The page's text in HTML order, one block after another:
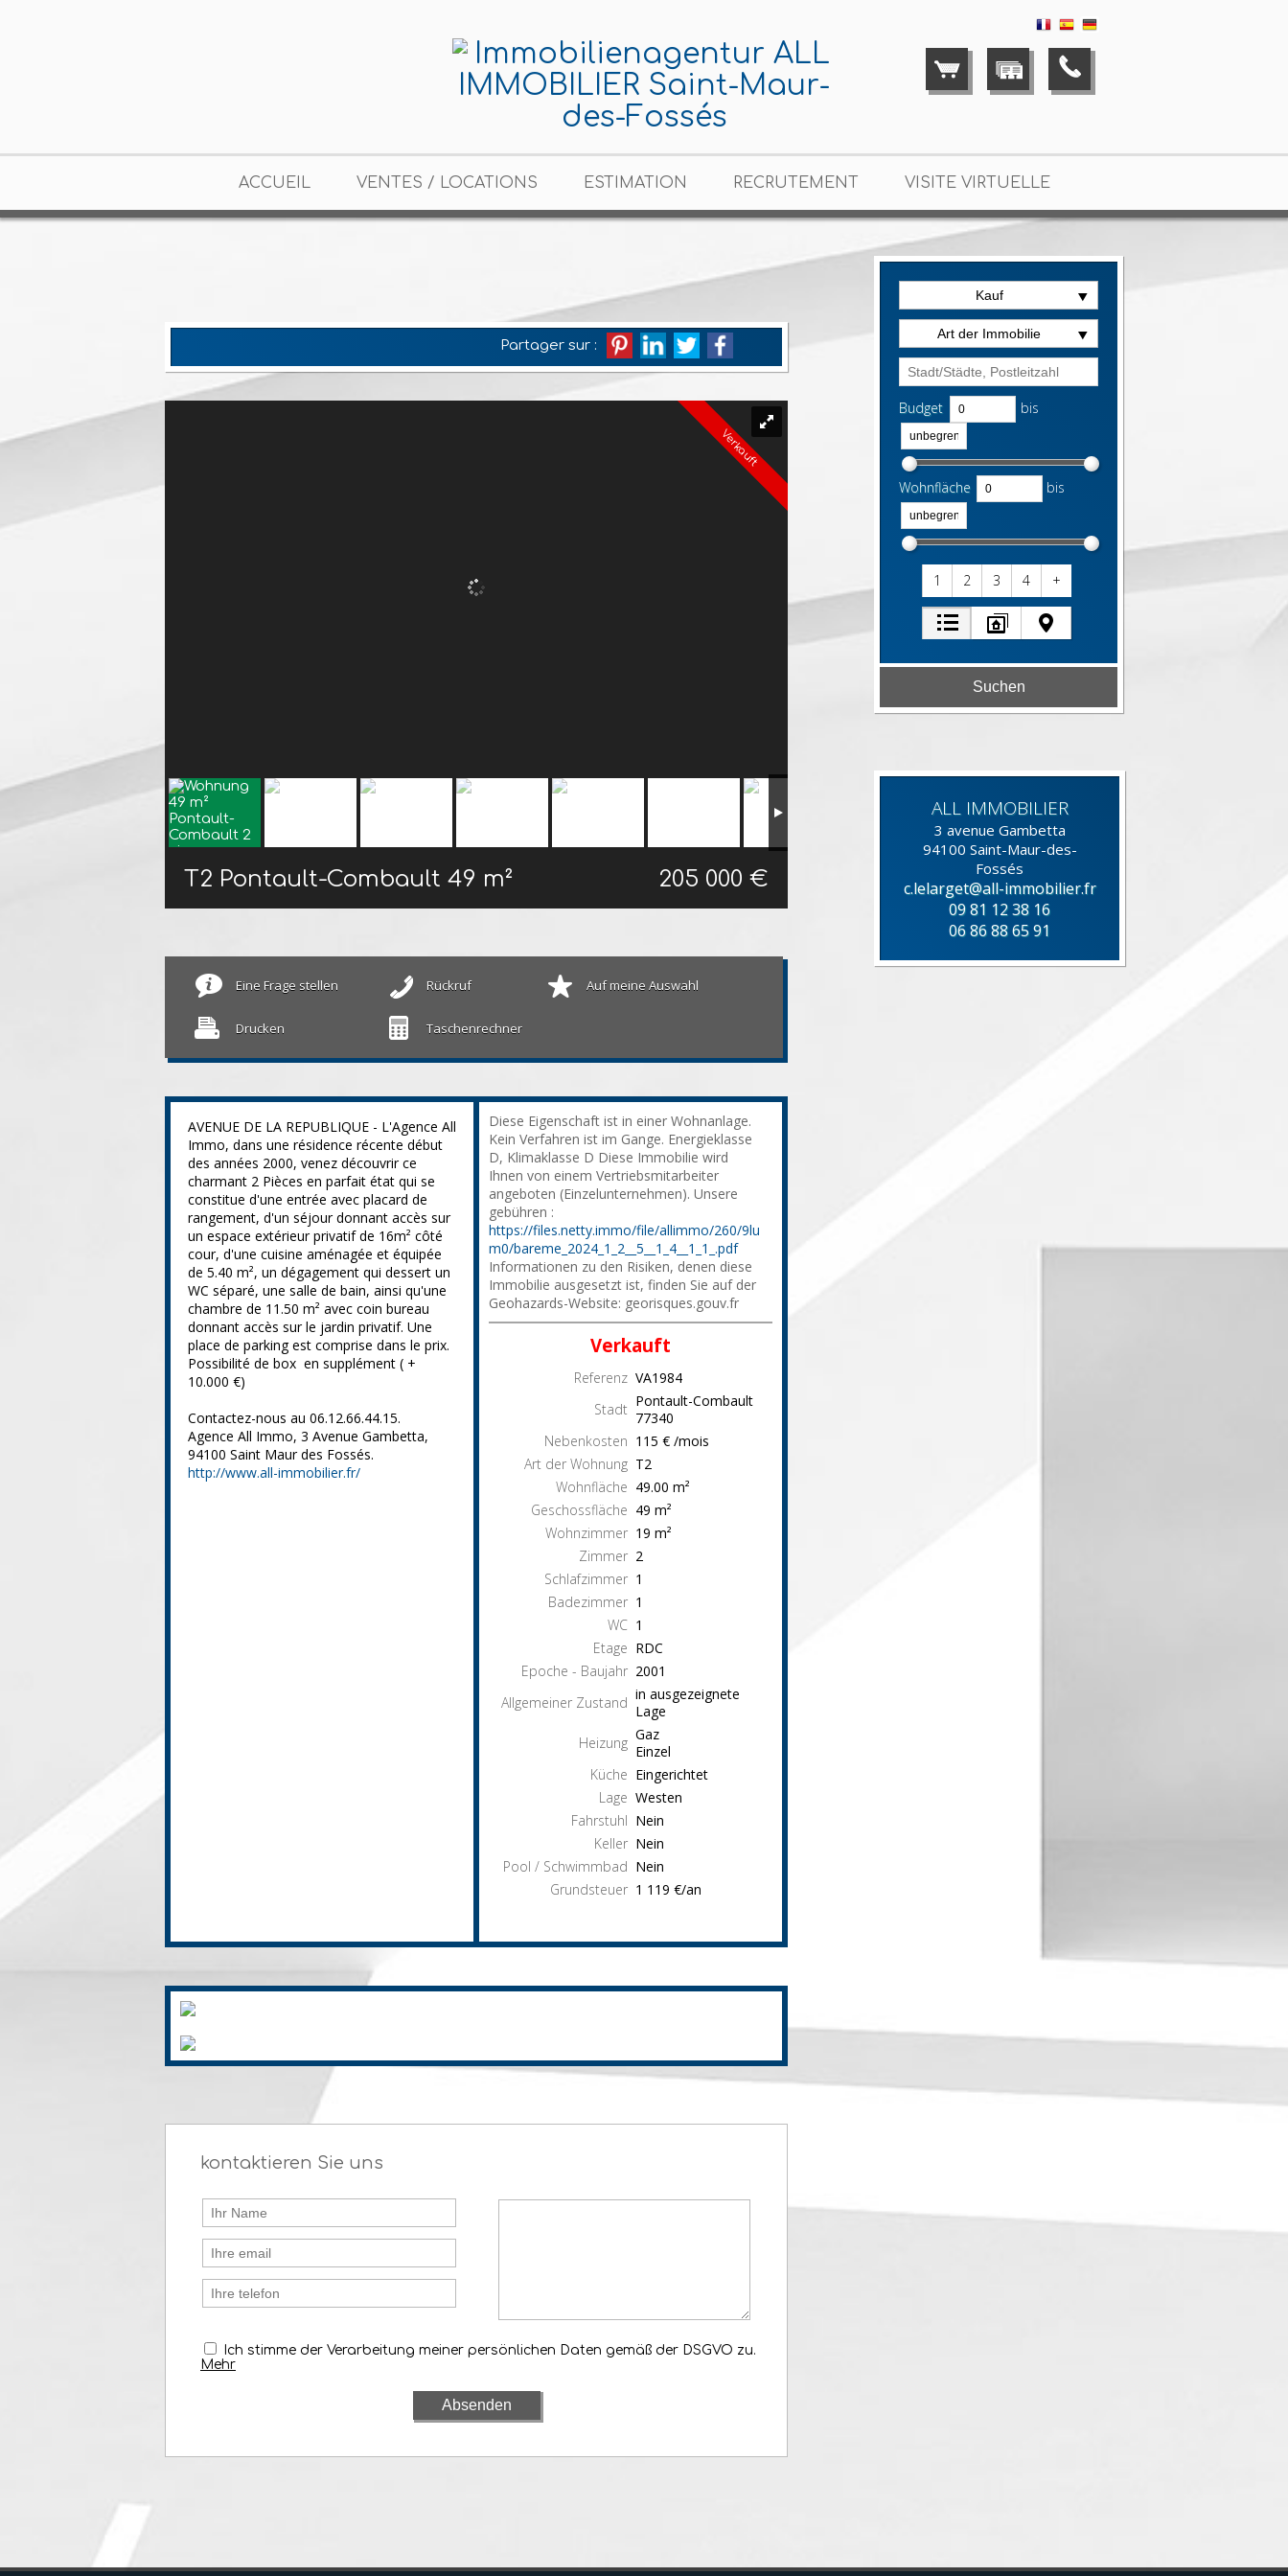
ACCUEIL VENTES / LOCATIONS ESTIMATION RECRUTEMENT VISITE VIRTUELLE
Kauf
Art der Immobilie
Budget bis
Wohnfläche bis
1 2 3 4 +
ALL IMMOBILIER
3 avenue Gambetta
94100 Saint-Maur-des-
Fossés
c.lelarget@all-immobilier.fr
09 81 12 38 16
06 86 88 65 91
Partager sur :
Verkauft
T2 Pontault-Combault 49 m² 205 000 €
Eine Frage stellen Rückruf Auf meine Auswahl
Drucken Taschenrechner
AVENUE DE LA REPUBLIQUE - L'Agence All
Immo, dans une résidence récente début
des années 2000, venez découvrir ce
charmant 2 Pièces en parfait état qui se
constitue d'une entrée avec placard de
rangement, d'un séjour donnant accès sur
un espace extérieur privatif de 16m² côté
cour, d'une cuisine aménagée et équipée
de 5.40 m², un dégagement qui dessert un
WC séparé, une salle de bain, ainsi qu'une
chambre de 11.50 m² avec coin bureau
donnant accès sur le jardin privatif. Une
place de parking est comprise dans le prix.
Possibilité de box en supplément ( +
10.000 €)
Contactez-nous au 06.12.66.44.15.
Agence All Immo, 3 Avenue Gambetta,
94100 Saint Maur des Fossés.
http://www.all-immobilier.fr/
Diese Eigenschaft ist in einer Wohnanlage.
Kein Verfahren ist im Gange. Energieklasse
D, Klimaklasse D Diese Immobilie wird
Ihnen von einem Vertriebsmitarbeiter
angeboten (Einzelunternehmen). Unsere
gebühren :
https://files.netty.immo/file/allimmo/260/9lu
m0/bareme_2024_1_2__5__1_4__1_1_.pdf
Informationen zu den Risiken, denen diese
Immobilie ausgesetzt ist, finden Sie auf der
Geohazards-Website: georisques.gouv.fr
Verkauft
Referenz VA1984
Stadt Pontault-Combault
77340
Nebenkosten 115 € /mois
Art der Wohnung T2
Wohnfläche 49.00 m²
Geschossfläche 49 m²
Wohnzimmer 19 m²
Zimmer 2
Schlafzimmer 1
Badezimmer 1
WC 1
Etage RDC
Epoche - Baujahr 2001
Allgemeiner Zustand in ausgezeignete
Lage
Heizung Gaz
Einzel
Küche Eingerichtet
Lage Westen
Fahrstuhl Nein
Keller Nein
Pool / Schwimmbad Nein
Grundsteuer 1 119 €/an
kontaktieren Sie uns
Ich stimme der Verarbeitung meiner persönlichen Daten gemäß der DSGVO zu.
Mehr